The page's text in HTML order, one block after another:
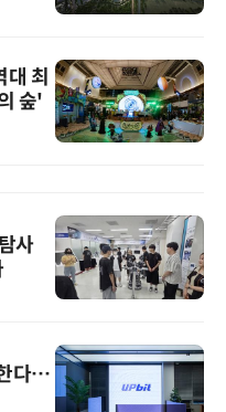
최
숲'
사
다…